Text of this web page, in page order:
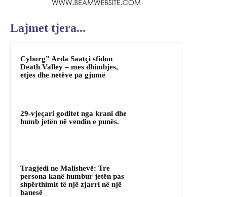
Lajmet tjera...
Cyborg” Arda Saatçi sfidon
Death Valley – mes dhimbjes,
etjes dhe netëve pa gjumë
29-vjeçari goditet nga krani dhe
humb jetën në vendin e punës.
Tragjedi ne Malishevë: Tre
persona kanë humbur jetën pas
shpërthimit të një zjarri në një
banesë